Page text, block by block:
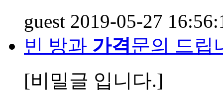
guest 2019-05-27
빈 방과 가격문의 드립
[비밀글 입니다.]